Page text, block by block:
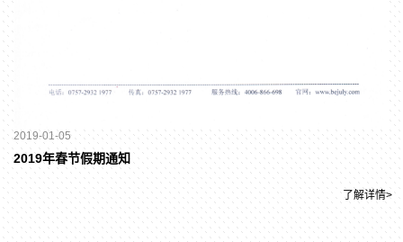
2019-01-05
2019年春节假期通知
了解详情>